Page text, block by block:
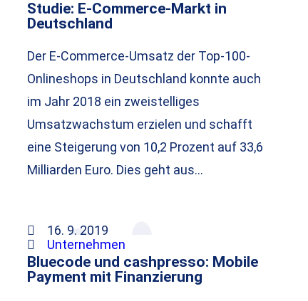
Studie: E-Commerce-Markt in
Deutschland
Der E-Commerce-Umsatz der Top-100-
Onlineshops in Deutschland konnte auch
im Jahr 2018 ein zweistelliges
Umsatzwachstum erzielen und schafft
eine Steigerung von 10,2 Prozent auf 33,6
Milliarden Euro. Dies geht aus…
16. 9. 2019
Unternehmen
Bluecode und cashpresso: Mobile
Payment mit Finanzierung